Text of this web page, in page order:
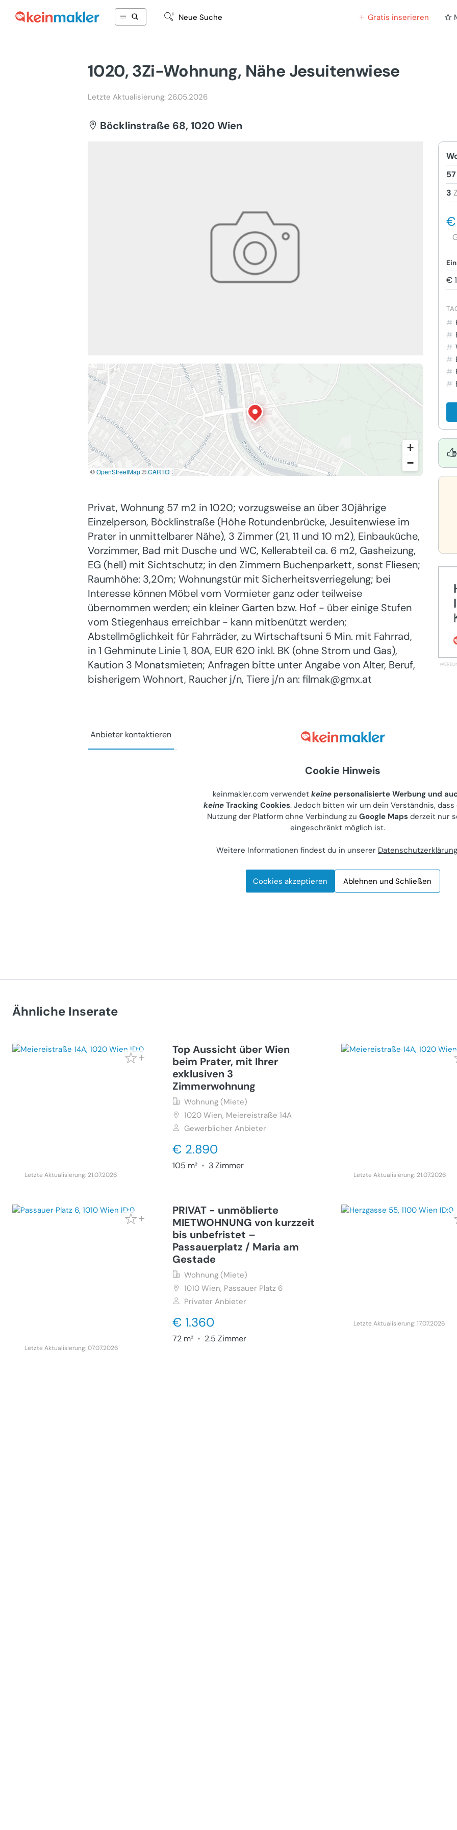
Neue Suche Gratis inserieren
1020, 3Zi-Wohnung, Nähe Jesuitenwiese
Letzte Aktualisierung: 26.05.2026
Böcklinstraße 68, 1020 Wien
©OpenStreetMap©CARTO
+
−
Privat, Wohnung 57 m2 in 1020; vorzugsweise an über 30jährige
Einzelperson, Böcklinstraße (Höhe Rotundenbrücke, Jesuitenwiese im
Prater in unmittelbarer Nähe), 3 Zimmer (21, 11 und 10 m2), Einbauküche,
Vorzimmer, Bad mit Dusche und WC, Kellerabteil ca. 6 m2, Gasheizung,
EG (hell) mit Sichtschutz; in den Zimmern Buchenparkett, sonst Fliesen;
Raumhöhe: 3,20m; Wohnungstür mit Sicherheitsverriegelung; bei
Interesse können Möbel vom Vormieter ganz oder teilweise
übernommen werden; ein kleiner Garten bzw. Hof - über einige Stufen
vom Stiegenhaus erreichbar - kann mitbenützt werden;
Abstellmöglichkeit für Fahrräder, zu Wirtschaftsuni 5 Min. mit Fahrrad,
in 1 Gehminute Linie 1, 80A, EUR 620 inkl. BK (ohne Strom und Gas),
Kaution 3 Monatsmieten; Anfragen bitte unter Angabe von Alter, Beruf,
bisherigem Wohnort, Raucher j/n, Tiere j/n an: filmak@gmx.at
3
€
€
Anbieter kontaktieren
Direkt und ohne
Kontakt zum Anbieter
Ähnliche Inserate
Top Aussicht über Wien
beim Prater, mit Ihrer
exklusiven 3
Zimmerwohnung
Wohnung (Miete)
1020 Wien, Meiereistraße 14A
Gewerblicher Anbieter
€ 2.890
105 m² • 3 Zimmer
Letzte Aktualisierung: 21.07.2026 Letzte Aktualisierung: 21.07.2026
PRIVAT - unmöblierte
MIETWOHNUNG von kurzzeit
bis unbefristet –
Passauerplatz / Maria am
Gestade
Wohnung (Miete)
1010 Wien, Passauer Platz 6
Privater Anbieter
€ 1.360
72 m² • 2.5 Zimmer
Letzte Aktualisierung: 07.07.2026
Letzte Aktualisierung: 17.07.2026
Cookie Hinweis
keinmakler.com verwendet keine personalisierte Werbung und
keineTracking Cookies. Jedoch bitten wir um dein Verständnis, dass
Nutzung der Platform ohne Verbindung zu Google Maps derzeit nur
eingeschränkt möglich ist.
Weitere Informationen findest du in unserer Datenschutzerklärung
Cookies akzeptieren Ablehnen und Schließen